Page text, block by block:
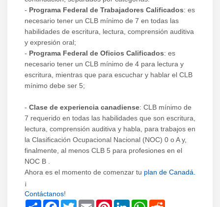
- Programa Federal de Trabajadores Calificados: es
necesario tener un CLB mínimo de 7 en todas las
habilidades de escritura, lectura, comprensión auditiva
y expresión oral;
- Programa Federal de Oficios Calificados: es
necesario tener un CLB mínimo de 4 para lectura y
escritura, mientras que para escuchar y hablar el CLB
mínimo debe ser 5;
- Clase de experiencia canadiense: CLB mínimo de
7 requerido en todas las habilidades que son escritura,
lectura, comprensión auditiva y habla, para trabajos en
la Clasificación Ocupacional Nacional (NOC) 0 o A y,
finalmente, al menos CLB 5 para profesiones en el
NOC B .
Ahora es el momento de comenzar tu plan de Canadá.
¡
Contáctanos!
Share Facebook
TwitterEmail PinterestLinkedInWhatsApp